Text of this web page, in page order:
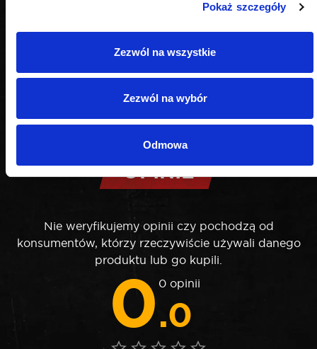
Pokaż szczegóły
Zezwól na wszystkie
Zezwól na wybór
Odmowa
OPINIE
Nie weryfikujemy opinii czy pochodzą od
konsumentów, którzy rzeczywiście używali danego
produktu lub go kupili.
0.0
0 opinii